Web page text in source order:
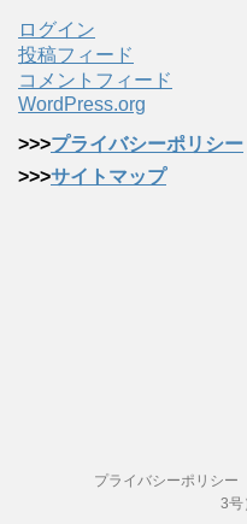
ログイン
投稿フィード
コメントフィード
WordPress.org
>>>プライバシーポリシー
>>>サイトマップ
プライバシーポリシー
3号